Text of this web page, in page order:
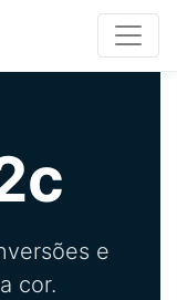
e
cor.